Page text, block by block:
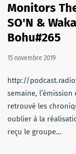
Monitors
SO'N &
Bohu#265
15 novembre 2019
http://
semaine,
retrouvé les
oublier à la
reçu le groupe…